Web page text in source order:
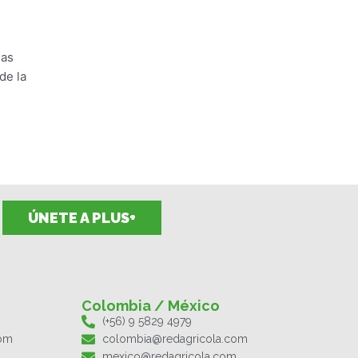
la
ÚNETE A PLUS+
Colombia / México
(+56) 9 5829 4979
colombia@redagricola.com